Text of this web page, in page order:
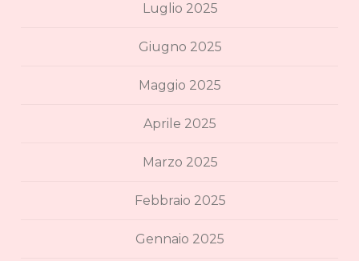
Luglio 2025
Giugno 2025
Maggio 2025
Aprile 2025
Marzo 2025
Febbraio 2025
Gennaio 2025